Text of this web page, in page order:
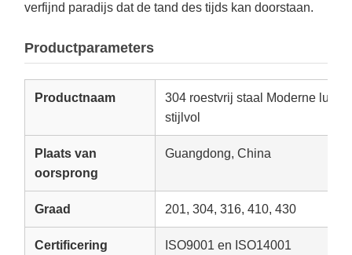
verfijnd paradijs dat de tand des tijds kan doorstaan.
Productparameters
Productnaam
304 roestvrij staal Moderne luxe
stijlvol
Plaats van
oorsprong
Guangdong, China
Graad 201, 304, 316, 410, 430
Certificering ISO9001 en ISO14001